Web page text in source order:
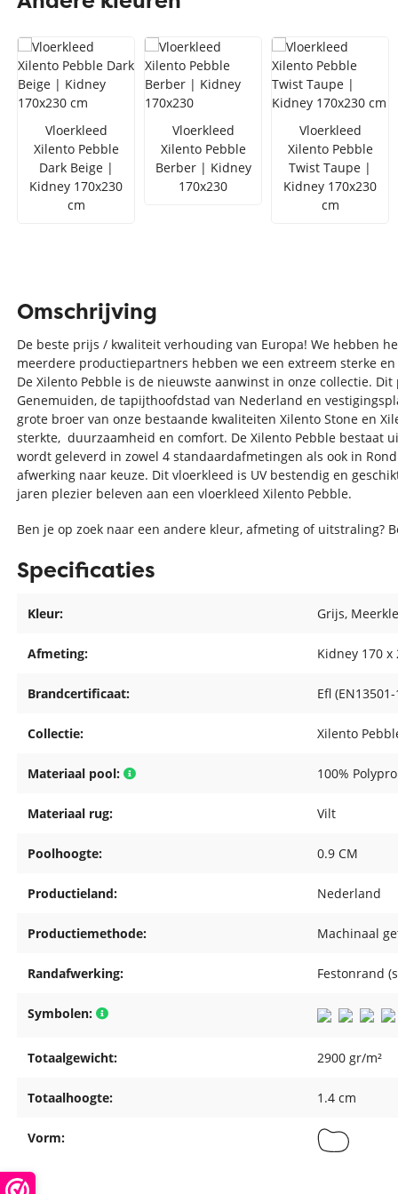
Vloerkleed zwart wit
Toon alles Kleuren
Toon alles Soorten
Toon alles Afmetingen
Toon alles Merken
Vloerkleed
Xilento Pebble
Dark Beige |
Kidney 170x230
cm
Vloerkleed
Xilento Pebble
Berber | Kidney
170x230
Vloerkleed
Xilento Pebble
Twist Taupe |
Kidney 170x230
cm
Omschrijving
De beste prijs / kwaliteit verhouding van Europa! We hebben
meerdere productiepartners hebben we een extreem sterke
De Xilento Pebble is de nieuwste aanwinst in onze collectie.
Genemuiden, de tapijthoofdstad van Nederland en
grote broer van onze bestaande kwaliteiten Xilento Stone en
sterkte, duurzaamheid en comfort. De Xilento Pebble bestaat
wordt geleverd in zowel 4 standaardafmetingen als ook in
afwerking naar keuze. Dit vloerkleed is UV bestendig en
jaren plezier beleven aan een vloerkleed Xilento Pebble.
Ben je op zoek naar een andere kleur, afmeting of uitstraling?
Specificaties
Kleur: Grijs,
Afmeting: Kidney 170 x
Brandcertificaat: Efl (EN13501-
Collectie: Xilento
Materiaal pool: 100%
Materiaal rug: Vilt
Poolhoogte: 0.9 CM
Productieland: Nederland
Productiemethode: Machinaal
Randafwerking: Festonrand
Symbolen:
Totaalgewicht: 2900 gr/m²
Totaalhoogte: 1.4 cm
Vorm: